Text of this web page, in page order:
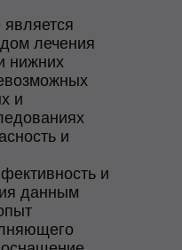
лечения
нижних
и
и
и
данным